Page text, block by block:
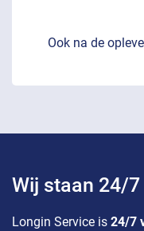
Ook na de
Wij staan 24/
Longin Service is 24/7